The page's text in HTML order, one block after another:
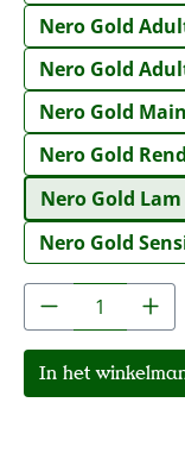
Nero Gold
Nero Gold
Nero Gold
Nero Gold
Nero Gold
Nero Gold
In het